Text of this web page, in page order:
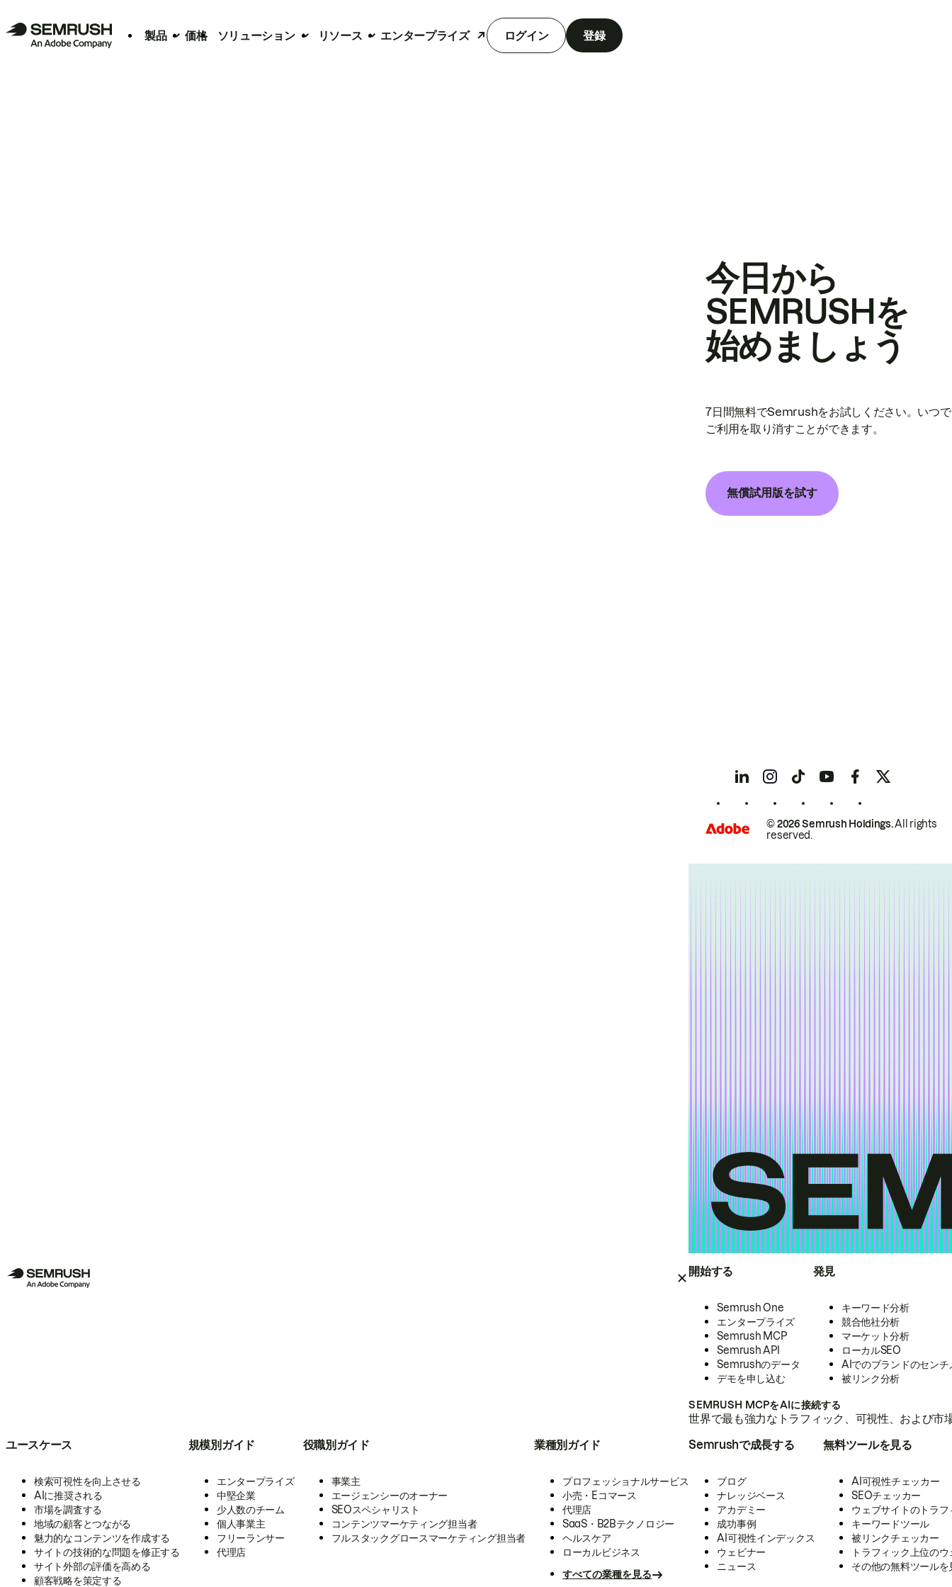
製品 価格 ソリューション リソース エンタープライズ ログイン 登録
開始する
Semrush One
エンタープライズ
Semrush MCP
Semrush API
Semrushのデータ
デモを申し込む
発見
キーワード分析
競合他社分析
マーケット分析
ローカルSEO
AIでのブランドのセンチ
被リンク分析
SEMRUSH MCPをAIに接続する
世界で最も強力なトラフィック、可視性、および
ユースケース
検索可視性を向上させる
AIに推奨される
市場を調査する
地域の顧客とつながる
魅力的なコンテンツを作成する
サイトの技術的な問題を修正する
サイト外部の評価を高める
顧客戦略を策定する
規模別ガイド
エンタープライズ
中堅企業
少人数のチーム
個人事業主
フリーランサー
代理店
役職別ガイド
事業主
エージェンシーのオーナー
SEOスペシャリスト
コンテンツマーケティング担当者
フルスタックグロースマーケティング担当者
業種別ガイド
プロフェッショナルサービス
小売・Eコマース
代理店
SaaS・B2Bテクノロジー
ヘルスケア
ローカルビジネス
すべての業種を見る
Semrushで成長する
ブログ
ナレッジベース
アカデミー
成功事例
AI可視性インデックス
ウェビナー
ニュース
無料ツールを見る
AI可視性チェッカー
SEOチェッカー
ウェブサイトのトラ
キーワードツール
被リンクチェッカー
トラフィック上位の
その他の無料ツールを
今日から
SEMRUSHを
始めましょう
7日間無料でSemrushをお試しください。いつ
ご利用を取り消すことができます。
無償試用版を試す
© 2026 Semrush Holdings.All rights
reserved.